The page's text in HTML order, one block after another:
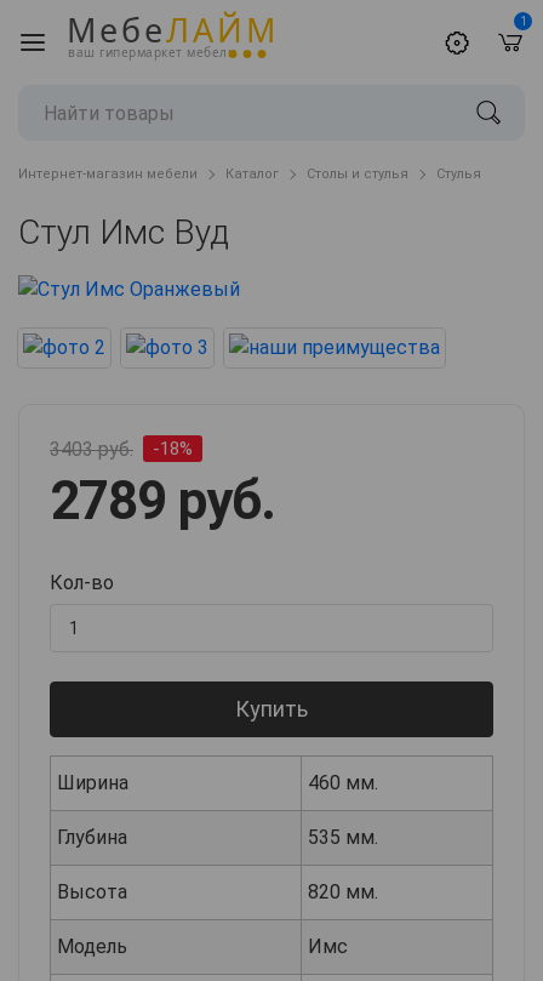
МебеЛАЙМ
ваш гипермаркет мебели
1
Интернет-магазин мебели Каталог Столы и стулья Стулья
Стул Имс Вуд
3403 руб. -18%
2789 руб.
Кол-во
Купить
Ширина 460 мм.
Глубина 535 мм.
Высота 820 мм.
Модель Имс